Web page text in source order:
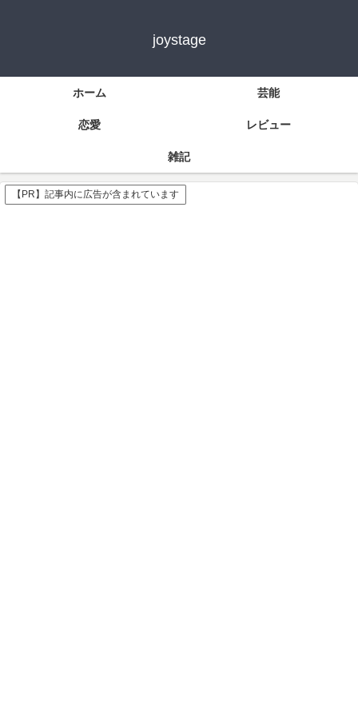
joystage
ホーム 芸能
恋愛 レビュー
雑記
【PR】記事内に広告が含まれています